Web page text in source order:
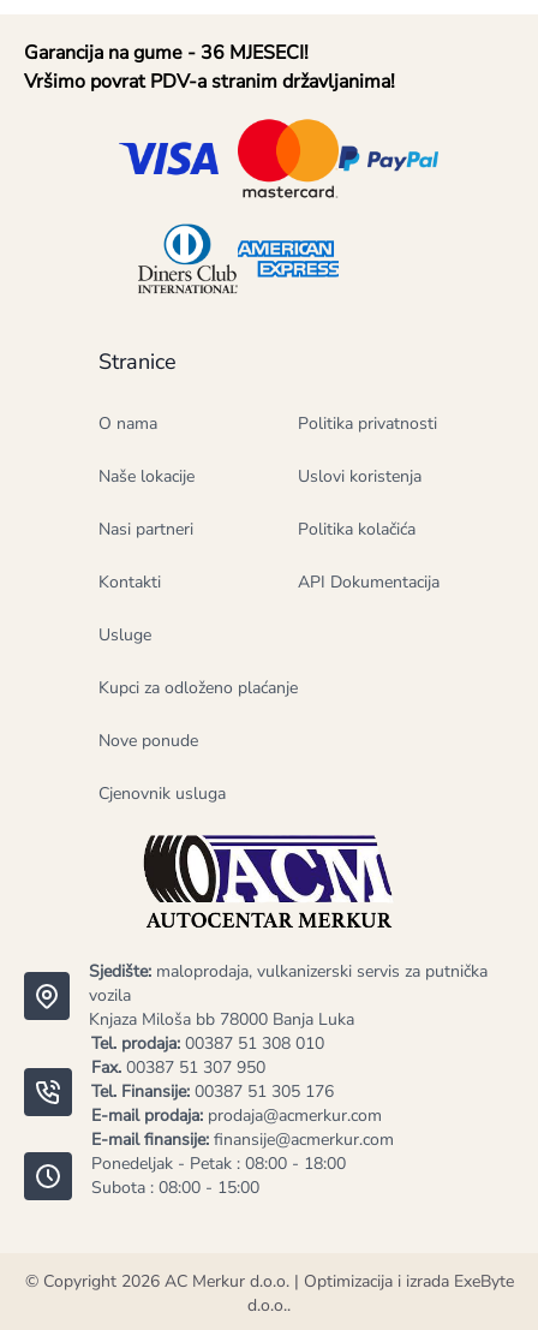
Sjedište: maloprodaja, vulkanizerski servis za putnička
vozila
Knjaza Miloša bb 78000 Banja Luka
Tel. prodaja: 00387 51 308 010
Fax. 00387 51 307 950
Tel. Finansije: 00387 51 305 176
E-mail prodaja: prodaja@acmerkur.com
E-mail finansije: finansije@acmerkur.com
Ponedeljak - Petak : 08:00 - 18:00
Subota : 08:00 - 15:00
Stranice
O nama
Naše lokacije
Nasi partneri
Kontakti
Usluge
Kupci za odloženo plaćanje
Nove ponude
Cjenovnik usluga
Politika privatnosti
Uslovi koristenja
Politika kolačića
API Dokumentacija
Garancija na gume - 36 MJESECI!
Vršimo povrat PDV-a stranim državljanima!
© Copyright 2026 AC Merkur d.o.o.| Optimizacija i izrada ExeByte
d.o.o..